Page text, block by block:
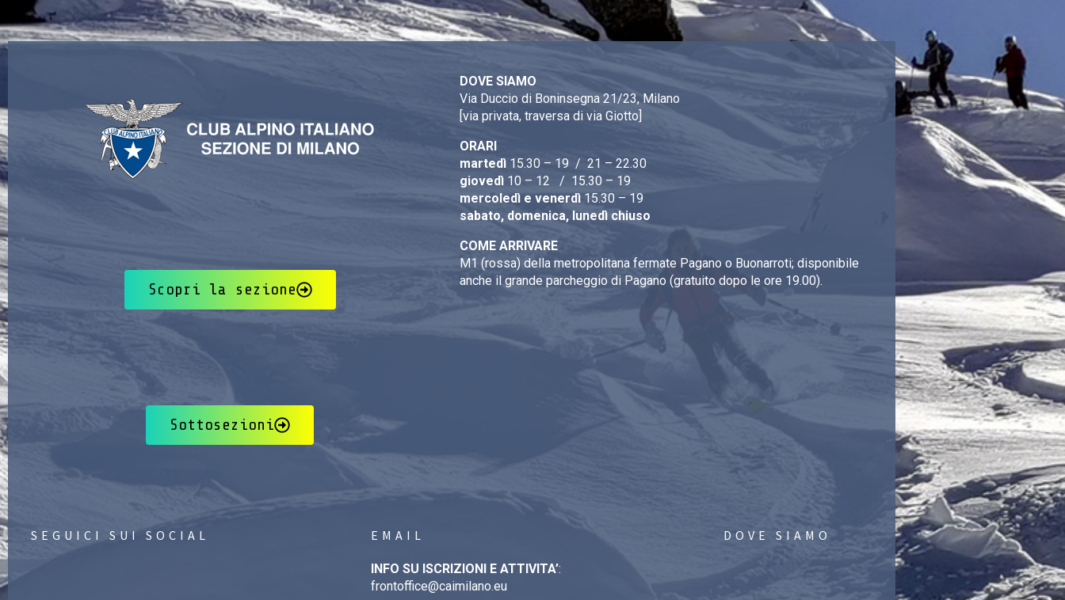
Scopri la sezione
Sottosezioni
DOVE SIAMO
Via Duccio di Boninsegna 21/23, Milano
[via privata, traversa di via Giotto]
ORARI
martedì 15.30 – 19 / 21 – 22.30
giovedì 10 – 12 / 15.30 – 19
mercoledì e venerdì 15.30 – 19
sabato, domenica, lunedì chiuso
COME ARRIVARE
M1 (rossa) della metropolitana fermate Pagano o Buonarroti; disponibile
anche il grande parcheggio di Pagano (gratuito dopo le ore 19.00).
SEGUICI SUI SOCIAL EMAIL
INFO SU ISCRIZIONI E ATTIVITA’:
frontoffice@caimilano.eu
DOVE SIAMO